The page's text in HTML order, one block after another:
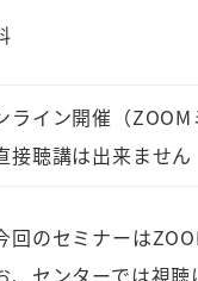
ライン開催（ZOOM
接聴講は出来ません
回のセミナーは